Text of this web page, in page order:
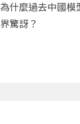
什麼過去中國模
驚訝？